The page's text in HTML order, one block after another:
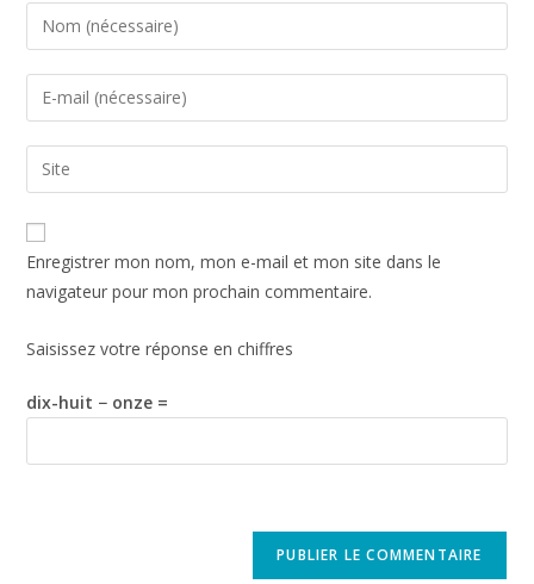
Enregistrer mon nom, mon e-mail et mon site dans le
navigateur pour mon prochain commentaire.
Saisissez votre réponse en chiffres
dix-huit − onze =